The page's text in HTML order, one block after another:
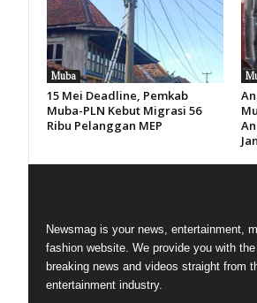
Muba
15 Mei Deadline, Pemkab
Muba-PLN Kebut Migrasi 56
Ribu Pelanggan MEP
Newsmag is your news, entertainment,
fashion website. We provide you with
breaking news and videos straight from
entertainment industry.